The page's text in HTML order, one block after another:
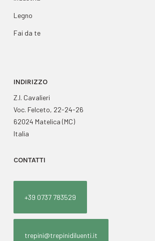
Legno
Fai da te
INDIRIZZO
Z.I. Cavalieri
Voc. Felceto, 22-24-26
62024 Matelica (MC)
Italia
CONTATTI
+39 0737 783529
trepini@trepinidiluenti.it